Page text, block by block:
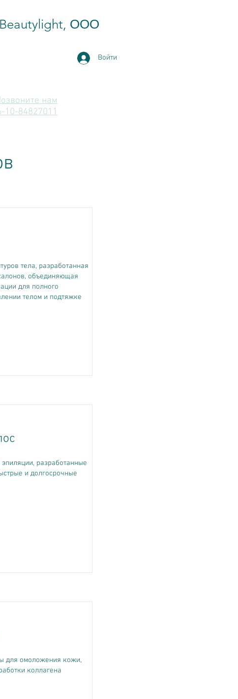
Beautylight, ООО
Войти
нам
10-84827011
тела, разработанная
объединяющая
для полного
телом и подтяжке
разработанные
и долгосрочные
для омоложения кожи,
коллагена